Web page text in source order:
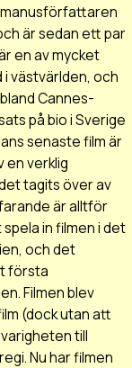
är sedan ett par
en av mycket
i västvärlden, och
Cannes-
på bio i Sverige
senaste film är
en verklig
tagits över av
är alltför
in filmen i det
och det
första
Filmen blev
(dock utan att
till
Nu har filmen